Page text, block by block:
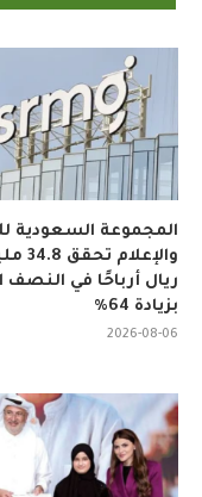
المجموعة السعودية
والإعلام
ريال أرباحًا في النصف
بزيادة 64%
2026-08-06